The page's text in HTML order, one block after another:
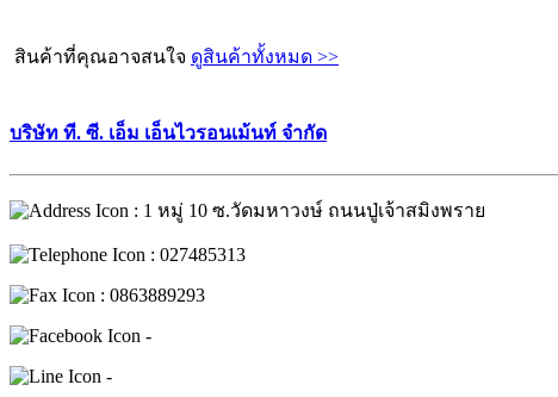
สินค้าที่คุณอาจสนใจ ดูสินค้าทั้งหมด >>
บริษัท ที. ซี. เอ็ม เอ็นไวรอนเม้นท์ จำกัด
: 1 หมู่ 10 ซ.วัดมหาวงษ์ ถนนปู่เจ้าสมิงพราย
: 027485313
: 0863889293
-
-